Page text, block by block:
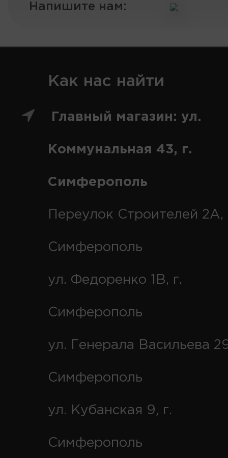
Напишите нам:
Как нас найти
Главный магазин: ул.
Коммунальная 43, г.
Симферополь
Переулок Строителей 2А,
Симферополь
ул. Федоренко 1В, г.
Симферополь
ул. Генерала Васильева
Симферополь
ул. Кубанская 9, г.
Симферополь